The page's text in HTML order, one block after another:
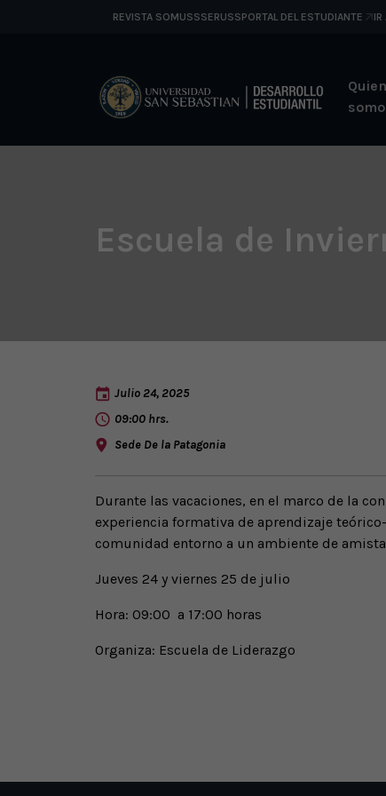
REVISTA SOMUSSSERUSSPORTAL DEL ESTUDIANTE IR
Escuela de
Julio 24, 2025
09:00 hrs.
Sede De la Patagonia
Durante las vacaciones, en el marco de la
experiencia formativa de aprendizaje
comunidad entorno a un ambiente de
Jueves 24 y viernes 25 de julio
Hora: 09:00 a 17:00 horas
Organiza: Escuela de Liderazgo